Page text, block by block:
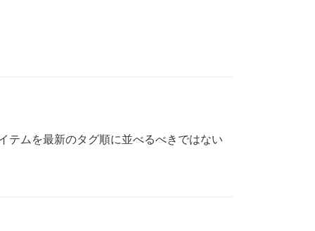
テムを最新のタグ順に並べるべきではない